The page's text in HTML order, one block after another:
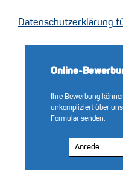
Datenschutzerklärung
Online-
Ihre Bewerbung
unkompliziert über
Formular senden.